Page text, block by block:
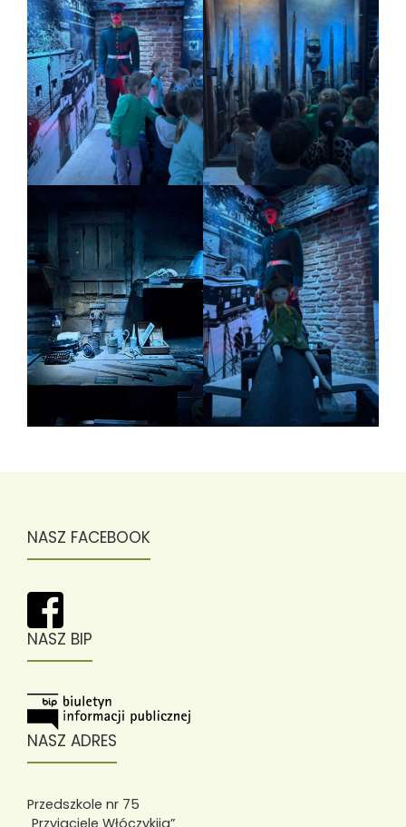
NASZ FACEBOOK
NASZ BIP
NASZ ADRES
Przedszkole nr 75
„Przyjaciele Włóczykija”